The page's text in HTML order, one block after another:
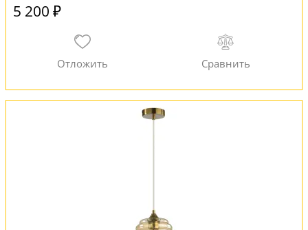
5 200 ₽